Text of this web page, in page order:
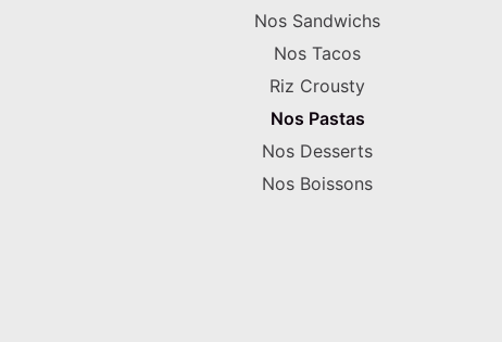
Nos Sandwichs
Nos Tacos
Riz Crousty
Nos Pastas
Nos Desserts
Nos Boissons